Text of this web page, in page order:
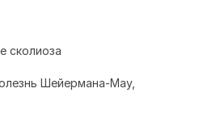
сколиоза
Шейермана-Мау,